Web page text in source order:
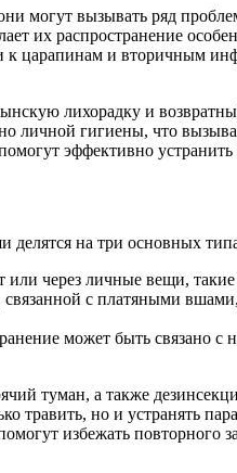
могут вызывать ряд
их распространение
к царапинам и вторичным
лихорадку и
личной гигиены, что
эффективно устранить
делятся на три основных
через личные вещи,
с платяными вшами,
может быть связано с
туман, а также
но и устранять
избежать повторного